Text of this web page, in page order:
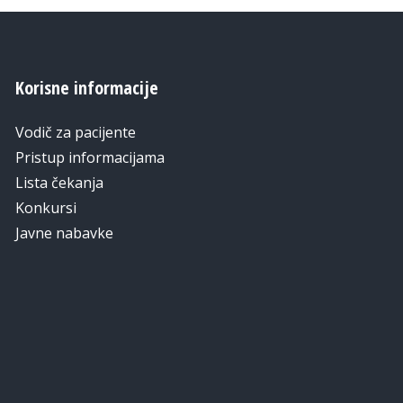
Korisne informacije
Vodič za pacijente
Pristup informacijama
Lista čekanja
Konkursi
Javne nabavke